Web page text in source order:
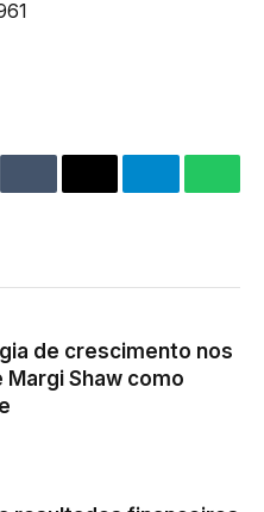
TumblrEmail Telegram
de crescimento nos
Margi Shaw como